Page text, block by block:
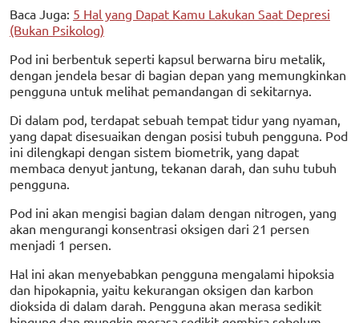
Baca Juga: 5 Hal yang Dapat Kamu Lakukan Saat Depresi
(Bukan Psikolog)
Pod ini berbentuk seperti kapsul berwarna biru metalik,
dengan jendela besar di bagian depan yang memungkinkan
pengguna untuk melihat pemandangan di sekitarnya.
Di dalam pod, terdapat sebuah tempat tidur yang nyaman,
yang dapat disesuaikan dengan posisi tubuh pengguna. Pod
ini dilengkapi dengan sistem biometrik, yang dapat
membaca denyut jantung, tekanan darah, dan suhu tubuh
pengguna.
Pod ini akan mengisi bagian dalam dengan nitrogen, yang
akan mengurangi konsentrasi oksigen dari 21 persen
menjadi 1 persen.
Hal ini akan menyebabkan pengguna mengalami hipoksia
dan hipokapnia, yaitu kekurangan oksigen dan karbon
dioksida di dalam darah. Pengguna akan merasa sedikit